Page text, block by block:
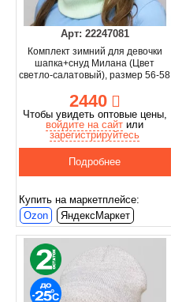
Арт: 22247081
Комплект зимний для девочки
шапка+снуд Милана (Цвет
светло-салатовый), размер 56-58
2440
Чтобы увидеть оптовые цены,
войдите на сайт или
зарегистрируйтесь
Подробнее
Купить на маркетплейсе:
Ozon
ЯндексМаркет